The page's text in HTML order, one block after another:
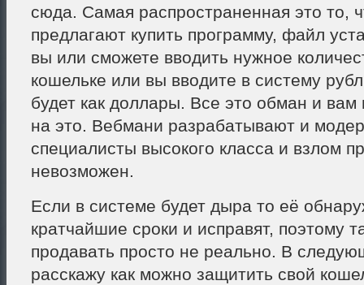
сюда. Самая распространенная это то,
предлагают купить программу, файл
вы или сможете вводить нужное
кошельке или вы вводите в систему
будет как доллары. Все это обман и вам
на это. Вебмани разрабатывают и
специалисты высокого класса и взлом
невозможен.
Если в системе будет дыра то её
кратчайшие сроки и исправят, поэтому
продавать просто не реально. В
расскажу как можно защитить свой